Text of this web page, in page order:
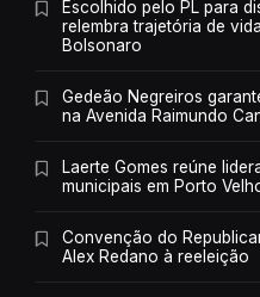
Escolhido pelo PL para
relembra trajetória de
Bolsonaro
Gedeão Negreiros
na Avenida Raimundo
Laerte Gomes reúne
municipais em Porto
Convenção do
Alex Redano à reeleição